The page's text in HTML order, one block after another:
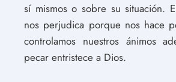
sí mismos o sobre su situación.
nos perjudica porque nos hace
controlamos nuestros ánimos
pecar entristece a Dios.